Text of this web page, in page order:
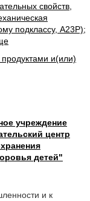
свойств,
подклассу, A23P);
и(или)
учреждение
центр
детей"
и к